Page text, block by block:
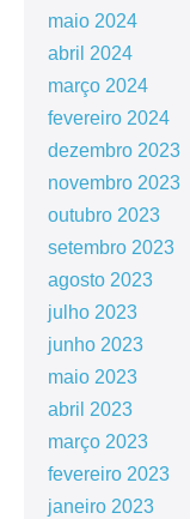
maio 2024
abril 2024
março 2024
fevereiro 2024
dezembro 2023
novembro 2023
outubro 2023
setembro 2023
agosto 2023
julho 2023
junho 2023
maio 2023
abril 2023
março 2023
fevereiro 2023
janeiro 2023